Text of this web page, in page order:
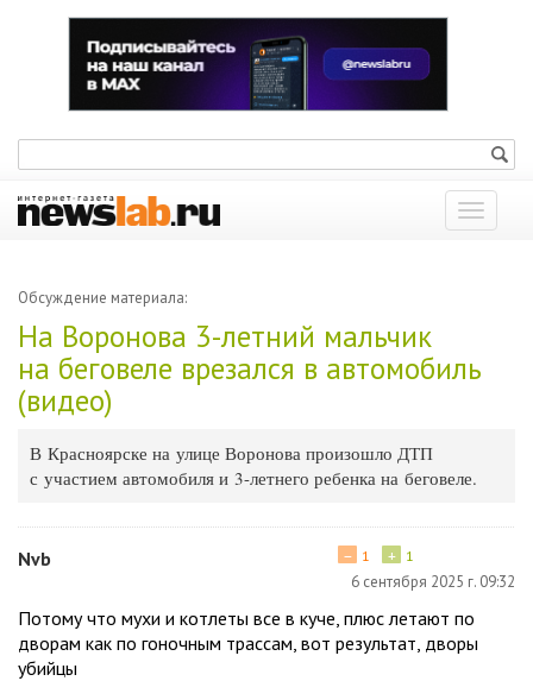
Показать
меню
Обсуждение материала:
На Воронова 3-летний мальчик
на беговеле врезался в автомобиль
(видео)
В Красноярске на улице Воронова произошло ДТП
с участием автомобиля и 3-летнего ребенка на беговеле.
Nvb + 1
− 1
6 сентября 2025 г. 09:32
Потому что мухи и котлеты все в куче, плюс летают по
дворам как по гоночным трассам, вот результат, дворы
убийцы